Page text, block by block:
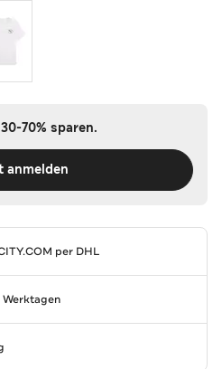
70% sparen.
anmelden
per DHL
Werktagen